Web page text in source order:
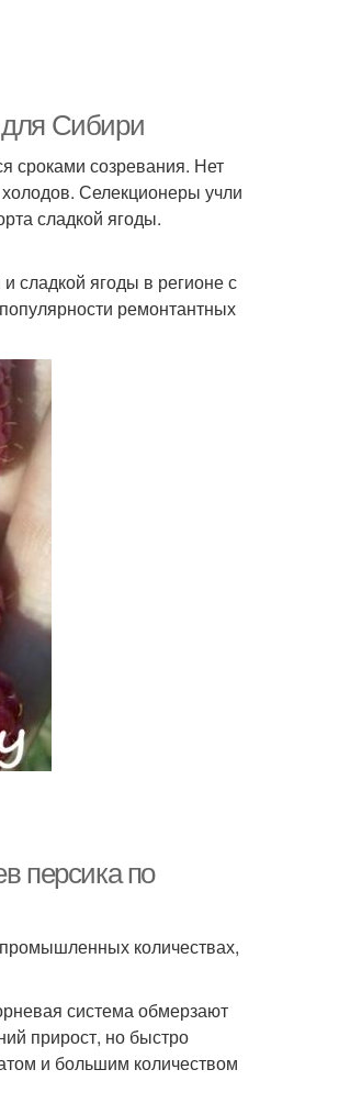
Сибири
сроками созревания. Нет
Селекционеры учли
сладкой ягоды.
сладкой ягоды в регионе с
ремонтантных
персика по
количествах,
система обмерзают
прирост, но быстро
и большим количеством